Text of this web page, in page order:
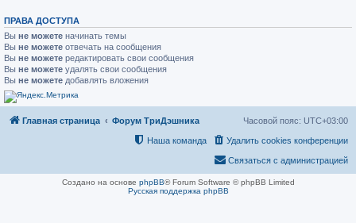
ПРАВА ДОСТУПА
Вы не можете начинать темы
Вы не можете отвечать на сообщения
Вы не можете редактировать свои сообщения
Вы не можете удалять свои сообщения
Вы не можете добавлять вложения
Главная страница Форум ТриДэшника Часовой пояс: UTC+03:00
Удалить cookies конференции
Наша команда
Связаться с администрацией
Создано на основе phpBB® Forum Software © phpBB Limited
Русская поддержка phpBB